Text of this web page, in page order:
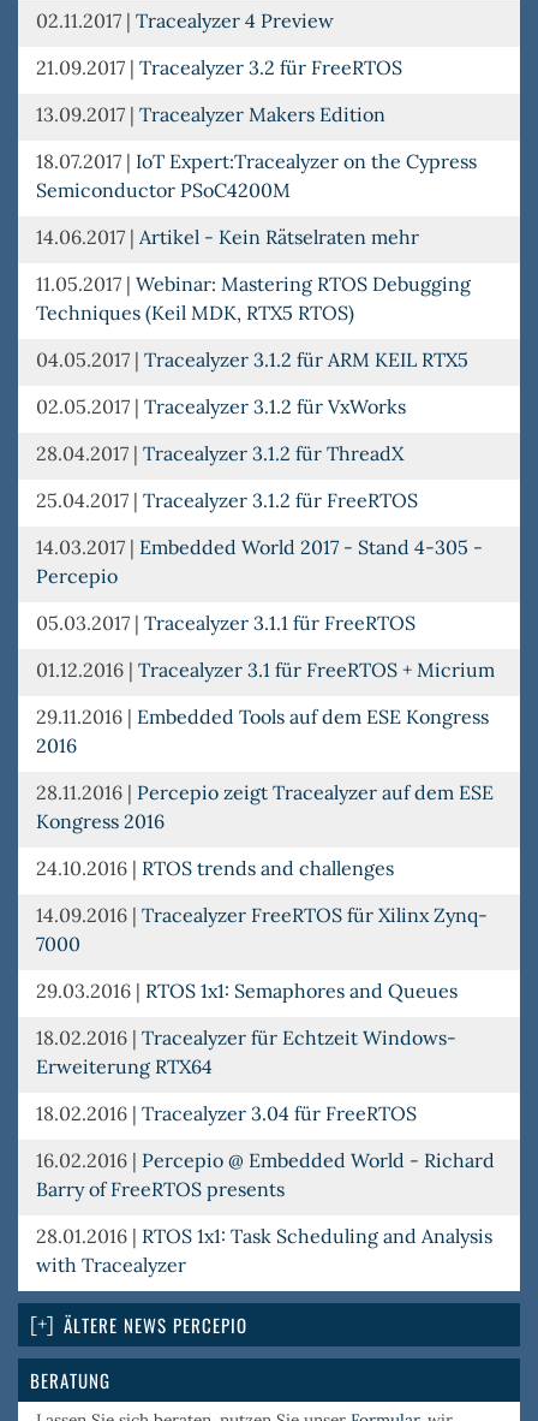
02.11.2017 | Tracealyzer 4 Preview
21.09.2017 | Tracealyzer 3.2 für FreeRTOS
13.09.2017 | Tracealyzer Makers Edition
18.07.2017 | IoT Expert:Tracealyzer on the Cypress
Semiconductor PSoC4200M
14.06.2017 | Artikel - Kein Rätselraten mehr
11.05.2017 | Webinar: Mastering RTOS Debugging
Techniques (Keil MDK, RTX5 RTOS)
04.05.2017 | Tracealyzer 3.1.2 für ARM KEIL RTX5
02.05.2017 | Tracealyzer 3.1.2 für VxWorks
28.04.2017 | Tracealyzer 3.1.2 für ThreadX
25.04.2017 | Tracealyzer 3.1.2 für FreeRTOS
14.03.2017 | Embedded World 2017 - Stand 4-305 -
Percepio
05.03.2017 | Tracealyzer 3.1.1 für FreeRTOS
01.12.2016 | Tracealyzer 3.1 für FreeRTOS + Micrium
29.11.2016 | Embedded Tools auf dem ESE Kongress
2016
28.11.2016 | Percepio zeigt Tracealyzer auf dem ESE
Kongress 2016
24.10.2016 | RTOS trends and challenges
14.09.2016 | Tracealyzer FreeRTOS für Xilinx Zynq-
7000
29.03.2016 | RTOS 1x1: Semaphores and Queues
18.02.2016 | Tracealyzer für Echtzeit Windows-
Erweiterung RTX64
18.02.2016 | Tracealyzer 3.04 für FreeRTOS
16.02.2016 | Percepio @ Embedded World - Richard
Barry of FreeRTOS presents
28.01.2016 | RTOS 1x1: Task Scheduling and Analysis
with Tracealyzer
ÄLTERE NEWS PERCEPIO
BERATUNG